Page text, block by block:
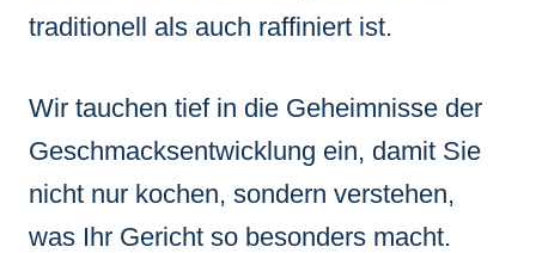
traditionell als auch raffiniert ist.
Wir tauchen tief in die Geheimnisse der
Geschmacksentwicklung ein, damit Sie
nicht nur kochen, sondern verstehen,
was Ihr Gericht so besonders macht.